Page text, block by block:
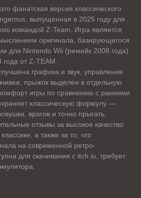
фанатская версия классического
выпущенная в 2025 году для
командой Z-Team. Игра является
оригинала, базирующегося
для Nintendo Wii (ремейк 2008 года)
от Z-TEAM.
графика и звук, управление
прыжок выделен в отдельную
игры по сравнению с ранними
классическую формулу —
врагов и точно прыгать.
отзывы за высокое качество
а также за то, что
на современной ретро-
для скачивания с itch.io, требует